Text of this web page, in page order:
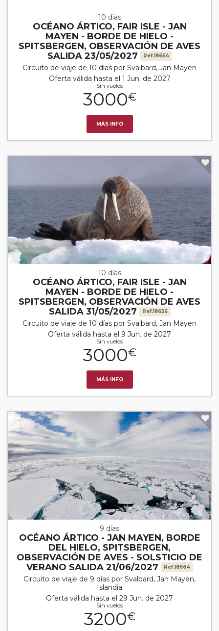
10 días
OCÉANO ÁRTICO, FAIR ISLE - JAN
MAYEN - BORDE DE HIELO -
SPITSBERGEN, OBSERVACIÓN DE AVES
SALIDA 23/05/2027
Ref.18654
Circuito de viaje de 10 días por Svalbard, Jan Mayen
Oferta válida hasta el 1 Jun. de 2027
Sin vuelos
3000€
MÁS INFO
10 días
OCÉANO ÁRTICO, FAIR ISLE - JAN
MAYEN - BORDE DE HIELO -
SPITSBERGEN, OBSERVACIÓN DE AVES
SALIDA 31/05/2027
Ref.18656
Circuito de viaje de 10 días por Svalbard, Jan Mayen
Oferta válida hasta el 9 Jun. de 2027
Sin vuelos
3000€
MÁS INFO
9 días
OCÉANO ÁRTICO - JAN MAYEN, BORDE
DEL HIELO, SPITSBERGEN,
OBSERVACIÓN DE AVES - SOLSTICIO DE
VERANO SALIDA 21/06/2027
Ref.18664
Circuito de viaje de 9 días por Svalbard, Jan Mayen,
Islandia
Oferta válida hasta el 29 Jun. de 2027
Sin vuelos
3200€